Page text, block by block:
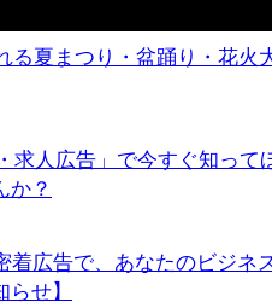
る夏まつり・盆踊り・花火
求人広告」で今すぐ知って
か？
広告で、あなたのビジネ
せ】